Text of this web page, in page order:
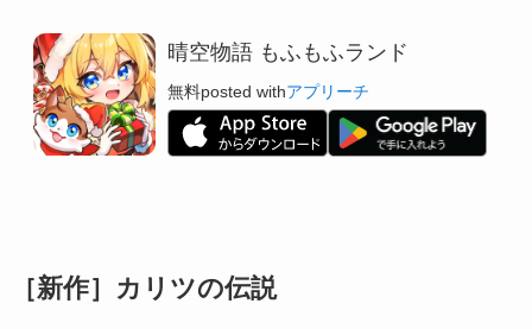
晴空物語 もふもふランド
無料posted withアプリーチ
［新作］カリツの伝説